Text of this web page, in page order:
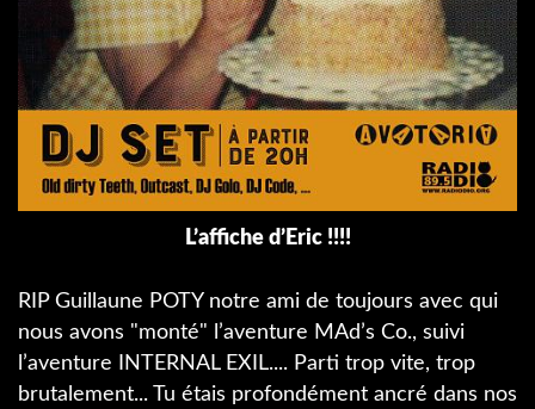
L’affiche d’Eric !!!!
RIP Guillaune POTY notre ami de toujours avec qui
nous avons "monté" l’aventure MAd’s Co., suivi
l’aventure INTERNAL EXIL.... Parti trop vite, trop
brutalement... Tu étais profondément ancré dans nos